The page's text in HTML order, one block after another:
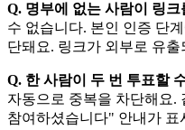
Q. 명부에 없는 사람이 링
수 없습니다. 본인 인증 단
단돼요. 링크가 외부로 유
Q. 한 사람이 두 번 투표할
자동으로 중복을 차단해요.
참여하셨습니다" 안내가 표